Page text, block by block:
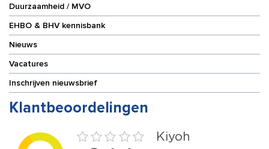
Duurzaamheid / MVO
EHBO & BHV kennisbank
Nieuws
Vacatures
Inschrijven nieuwsbrief
Klantbeoordelingen